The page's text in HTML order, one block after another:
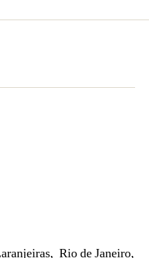
Rio de Janeiro,